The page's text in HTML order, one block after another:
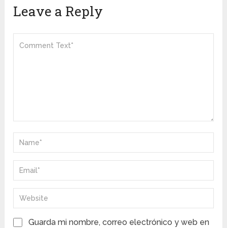
Leave a Reply
Guarda mi nombre, correo electrónico y web en